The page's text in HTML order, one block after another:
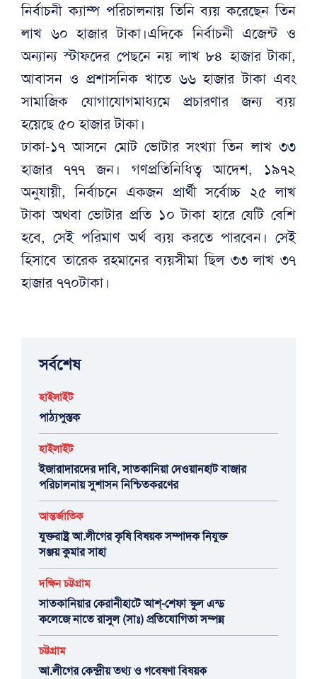
নির্বাচনী ক্যাম্প পরিচালনায় তিনি ব্যয় করেছেন তিন
লাখ ৬০ হাজার টাকা।এদিকে নির্বাচনী এজেন্ট ও
অন্যান্য স্টাফদের পেছনে নয় লাখ ৮৪ হাজার টাকা,
আবাসন ও প্রশাসনিক খাতে ৬৬ হাজার টাকা এবং
সামাজিক যোগাযোগমাধ্যমে প্রচারণার জন্য ব্যয়
হয়েছে ৫০ হাজার টাকা।
ঢাকা-১৭ আসনে মোট ভোটার সংখ্যা তিন লাখ ৩৩
হাজার ৭৭৭ জন। গণপ্রতিনিধিত্ব আদেশ, ১৯৭২
অনুযায়ী, নির্বাচনে একজন প্রার্থী সর্বোচ্চ ২৫ লাখ
টাকা অথবা ভোটার প্রতি ১০ টাকা হারে যেটি বেশি
হবে, সেই পরিমাণ অর্থ ব্যয় করতে পারবেন। সেই
হিসাবে তারেক রহমানের ব্যয়সীমা ছিল ৩৩ লাখ ৩৭
হাজার ৭৭০টাকা।
সর্বশেষ
হাইলাইট
পাঠ্যপুস্তক
হাইলাইট
ইজারাদারদের দাবি, সাতকানিয়া দেওয়ানহাট বাজার
পরিচালনায় সুশাসন নিশ্চিতকরণের
আন্তর্জাতিক
যুক্তরাষ্ট্র আ.লীগের কৃষি বিষয়ক সম্পাদক নিযুক্ত
সঞ্জয় কুমার সাহা
দক্ষিন চট্টগ্রাম
সাতকানিয়ার কেরানীহাটে আশ্-শেফা স্কুল এন্ড
কলেজে নাতে রাসুল (সাঃ) প্রতিযোগিতা সম্পন্ন
চট্টগ্রাম
আ.লীগের কেন্দ্রীয় তথ্য ও গবেষণা বিষয়ক